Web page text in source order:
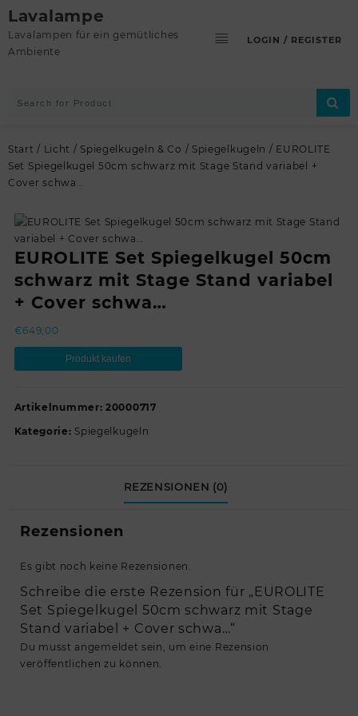
Skip
to
content
Lavalampe
Lavalampen für ein gemütliches
Ambiente
LOGIN / REGISTER
Start / Licht / Spiegelkugeln & Co / Spiegelkugeln / EUROLITE
Set Spiegelkugel 50cm schwarz mit Stage Stand variabel +
Cover schwa…
EUROLITE Set Spiegelkugel 50cm
schwarz mit Stage Stand variabel
+ Cover schwa…
€649,00
Produkt kaufen
Artikelnummer: 20000717
Kategorie: Spiegelkugeln
REZENSIONEN (0)
Rezensionen
Es gibt noch keine Rezensionen.
Schreibe die erste Rezension für „EUROLITE
Set Spiegelkugel 50cm schwarz mit Stage
Stand variabel + Cover schwa…“
Du musst angemeldet sein, um eine Rezension
veröffentlichen zu können.